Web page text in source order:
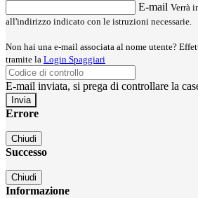
E-mail Verrà
all'indirizzo indicato con le istruzioni necessarie.
Non hai una e-mail associata al nome utente?
tramite la Login Spaggiari
E-mail inviata, si prega di controllare la
Errore
Chiudi
Successo
Chiudi
Informazione